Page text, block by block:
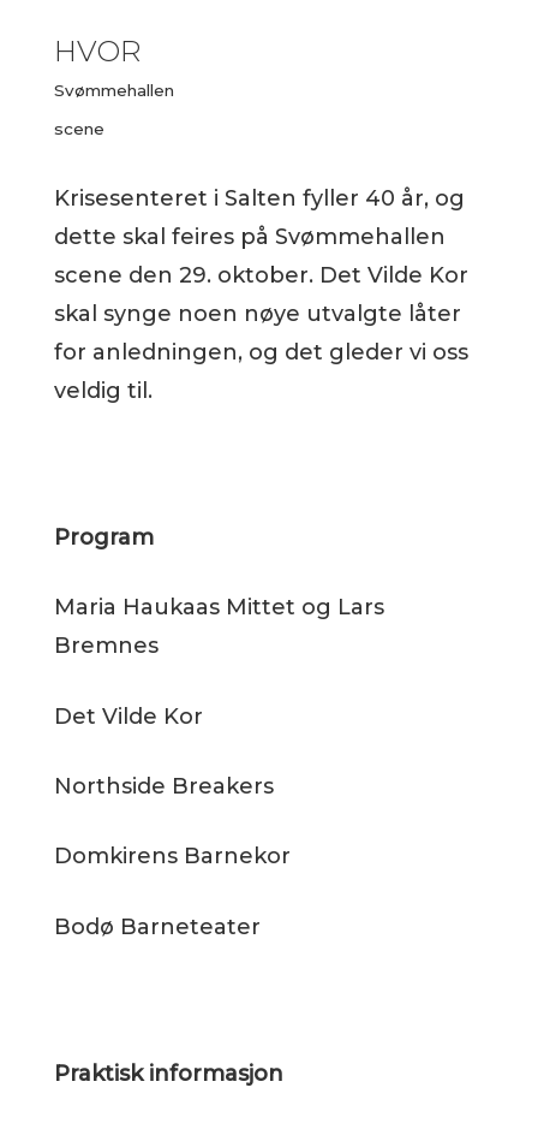
HVOR
Svømmehallen
scene
Krisesenteret i Salten fyller 40 år, og
dette skal feires på Svømmehallen
scene den 29. oktober. Det Vilde Kor
skal synge noen nøye utvalgte låter
for anledningen, og det gleder vi oss
veldig til.
Program
Maria Haukaas Mittet og Lars
Bremnes
Det Vilde Kor
Northside Breakers
Domkirens Barnekor
Bodø Barneteater
Praktisk informasjon